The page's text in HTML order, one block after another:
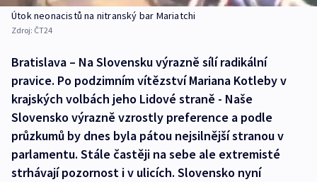
Útok neonacistů na nitranský bar Mariatchi
Zdroj: ČT24
Bratislava – Na Slovensku výrazně sílí radikální
pravice. Po podzimním vítězství Mariana Kotleby v
krajských volbách jeho Lidové straně - Naše
Slovensko výrazně vzrostly preference a podle
průzkumů by dnes byla pátou nejsilnější stranou v
parlamentu. Stále častěji na sebe ale extremisté
strhávají pozornost i v ulicích. Slovensko nyní